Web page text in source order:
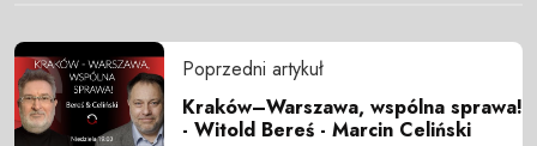
Poprzedni artykuł
Kraków–Warszawa, wspólna sprawa!
- Witold Bereś - Marcin Celiński